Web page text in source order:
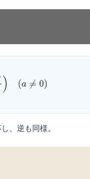
)( 0)
、逆も同様。